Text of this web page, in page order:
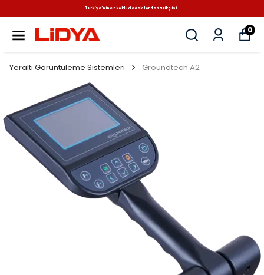
Türkiye'nin en köklü dedektör tedarikçisi.
0
Yeraltı Görüntüleme Sistemleri Groundtech A2